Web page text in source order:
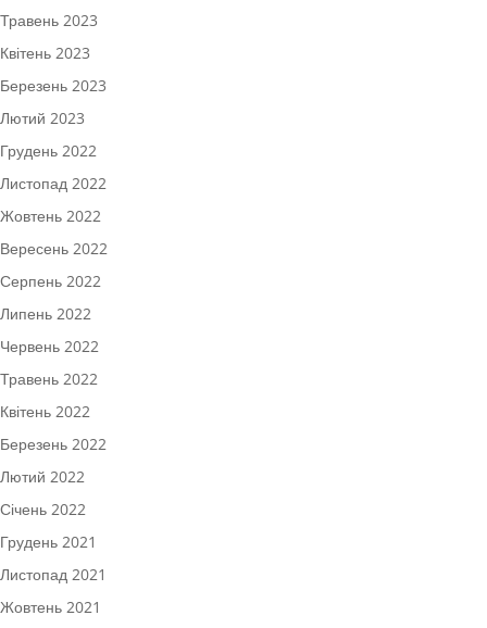
Травень 2023
Квітень 2023
Березень 2023
Лютий 2023
Грудень 2022
Листопад 2022
Жовтень 2022
Вересень 2022
Серпень 2022
Липень 2022
Червень 2022
Травень 2022
Квітень 2022
Березень 2022
Лютий 2022
Січень 2022
Грудень 2021
Листопад 2021
Жовтень 2021